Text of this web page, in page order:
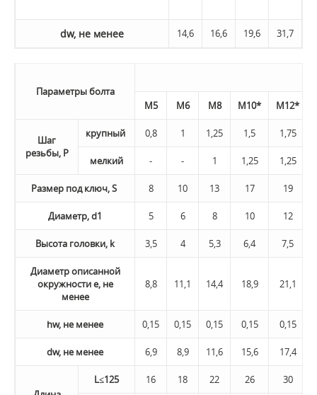
dw, не менее 14,6 16,6 19,6 31,7
Параметры болта
М5
М6 М8 М10* М12*
Шаг
резьбы, P
крупный 0,8 1 1,25 1,5 1,75
мелкий - - 1 1,25 1,25
Размер под ключ, S 8 10 13 17 19
Диаметр, d1 5 6 8 10 12
Высота головки, k 3,5 4 5,3 6,4 7,5
Диаметр описанной
окружности e, не
менее
8,8 11,1 14,4 18,9 21,1
hw, не менее 0,15 0,15 0,15 0,15 0,15
dw, не менее 6,9 8,9 11,6 15,6 17,4
L≤125 16 18 22 26 30